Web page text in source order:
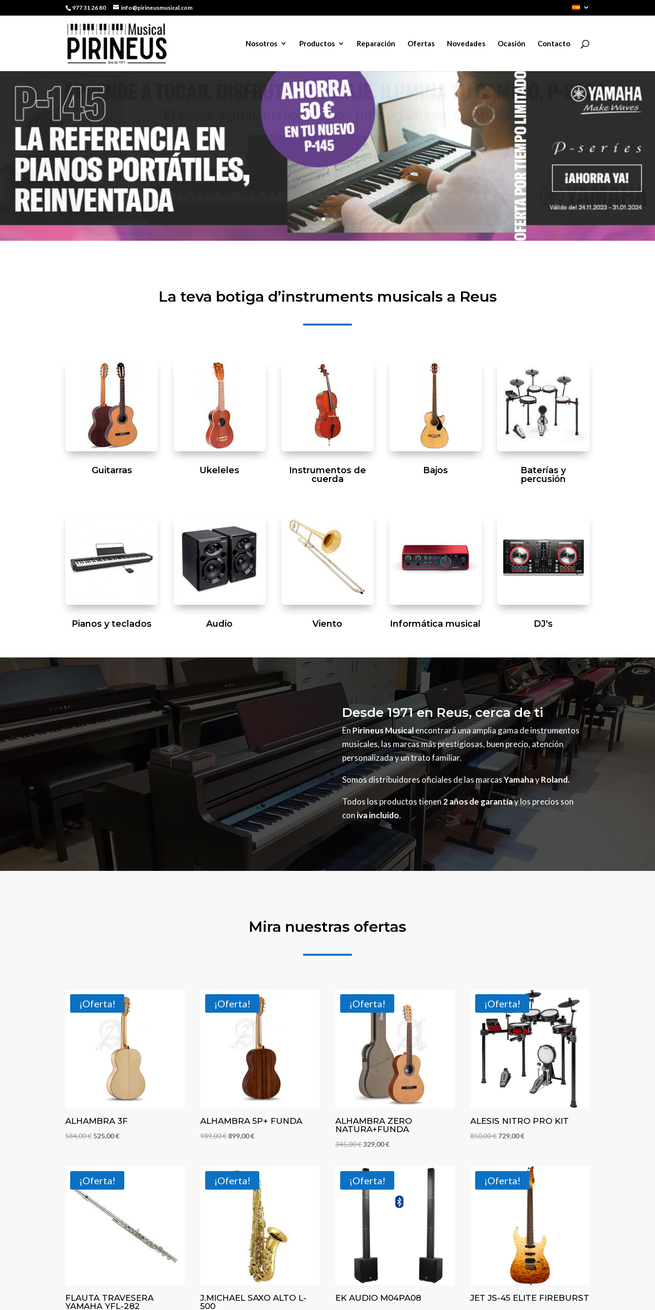
977 31 26 80 info@pirineusmusical.com
Nosotros Productos Reparación Ofertas Novedades Ocasión Contacto
La teva botiga d’instruments musicals a Reus
Guitarras Ukeleles
Instrumentos de
cuerda
Bajos
Baterías y
percusión
Pianos y teclados Audio Viento Informática musical DJ's
Desde 1971 en Reus, cerca de ti
EnPirineus Musicalencontrará una amplia gama de instrumentos
musicales, las marcas más prestigiosas, buen precio, atención
personalizada y un trato familiar.
Somos distribuidores oficiales de las marcasYamahay Roland.
Todos los productos tienen 2 años de garantíay los precios son
con iva incluido.
Mira nuestras ofertas
¡Oferta!
ALHAMBRA 3F
584,00€ El
era:
584,00 €.
525,00€El
es:
¡Oferta!
ALHAMBRA 5P+ FUNDA
989,00€ El
era:
989,00 €.
899,00€El
es:
899,00 €.
¡Oferta!
ALHAMBRA ZERO
NATURA+FUNDA
345,00€El
original
era:
345,00 €.
329,00€El
329,00 €.
¡Oferta!
ALESIS NITRO PRO KIT
850,00€ El
era:
850,00 €.
729,00€El
es:
729,00 €.
¡Oferta!
FLAUTA TRAVESERA
YAMAHA YFL-282
¡Oferta!
J.MICHAEL SAXO ALTO L-
500
¡Oferta!
EK AUDIO M04PA08
¡Oferta!
JET JS-45 ELITE FIREBURST